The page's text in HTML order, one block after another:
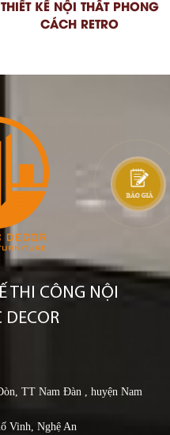
THIẾT KẾ NỘI THẤT PHONG
CÁCH RETRO
THI CÔNG NỘI
DECOR
TT Nam Đàn , huyện Nam
Vinh, Nghệ An